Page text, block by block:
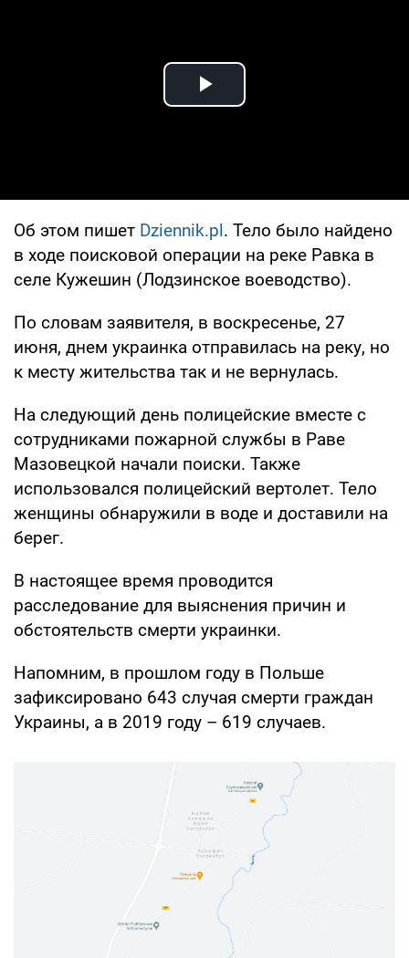
Play Video
Об этом пишет Dziennik.pl. Тело было найдено
в ходе поисковой операции на реке Равка в
селе Кужешин (Лодзинское воеводство).
По словам заявителя, в воскресенье, 27
июня, днем украинка отправилась на реку, но
к месту жительства так и не вернулась.
На следующий день полицейские вместе с
сотрудниками пожарной службы в Раве
Мазовецкой начали поиски. Также
использовался полицейский вертолет. Тело
женщины обнаружили в воде и доставили на
берег.
В настоящее время проводится
расследование для выяснения причин и
обстоятельств смерти украинки.
Напомним, в прошлом году в Польше
зафиксировано 643 случая смерти граждан
Украины, а в 2019 году – 619 случаев.